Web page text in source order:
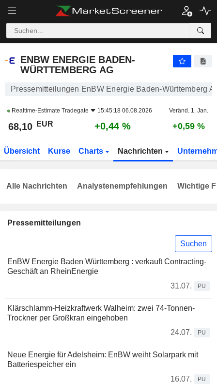
ENBW ENERGIE BADEN-
WÜRTTEMBERG AG
Pressemitteilungen EnBW Energie Baden-Württemberg
Realtime-Estimate Tradegate 15:45:18 06.08.2026 Veränd. 1. Jan.
68,10 EUR +0,44 % +0,59 %
Übersicht Kurse Charts Nachrichten
Pressemitteilungen
Suchen
EnBW Energie Baden Württemberg : verkauft Contracting-
Geschäft an RheinEnergie
31.07.
PU
Klärschlamm-Heizkraftwerk Walheim: zwei 74-Tonnen-
Trockner per Großkran eingehoben
24.07.
PU
Neue Energie für Adelsheim: EnBW weiht Solarpark mit
Batteriespeicher ein
16.07.
PU
Alle Nachrichten Analystenempfehlungen Wichtige